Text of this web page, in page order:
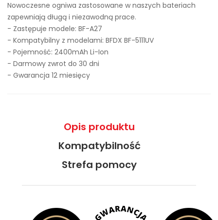
Nowoczesne ogniwa zastosowane w naszych bateriach
zapewniają długą i niezawodną prace.
- Zastępuje modele: BF-A27
- Kompatybilny z modelami: BFDX BF-5111UV
- Pojemność: 2400mAh Li-Ion
- Darmowy zwrot do 30 dni
- Gwarancja 12 miesięcy
Opis produktu
Kompatybilność
Strefa pomocy